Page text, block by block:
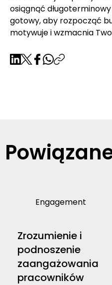
osiągnąć
gotowy, aby rozpocząć
motywuje i wzmacnia
Engagement
Zrozumienie i
podnoszenie
zaangażowania
pracowników